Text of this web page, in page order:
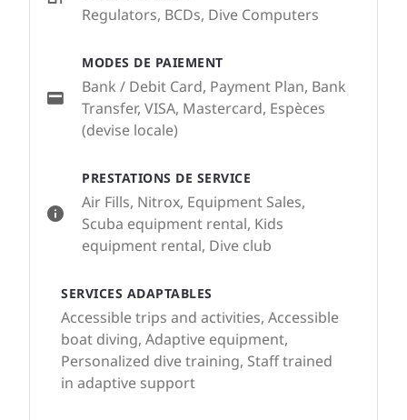
PRESTATIONS DE SERVICE
Air Fills, Nitrox, Equipment Sales,
Scuba equipment rental, Kids
equipment rental, Dive club
SERVICES ADAPTABLES
Accessible trips and activities, Accessible
boat diving, Adaptive equipment,
Personalized dive training, Staff trained
in adaptive support
Regulators, BCDs, Dive Computers
MODES DE PAIEMENT
Bank / Debit Card, Payment Plan, Bank
Transfer, VISA, Mastercard, Espèces
(devise locale)